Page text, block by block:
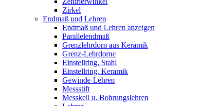
Zirkel
Endmaß und Lehren
Endmaß und Lehren anzeigen
Parallelendmaß
Grenzlehrdorn aus Keramik
Grenz-Lehrdorne
Einstellring, Stahl
Einstellring, Keramik
Gewinde-Lehren
Messstift
Messkeil u. Bohrungslehren